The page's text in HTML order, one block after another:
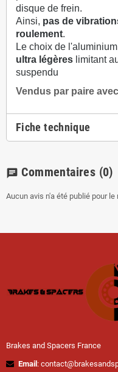
disque de frein.
Ainsi, pas de
roulement.
Le choix de
ultra légères limitant
suspendu
Vendus par paire
Fiche technique
chat Commentaires (0)
Aucun avis n'a été publié pour le
Brakes and Spacers France
Email :